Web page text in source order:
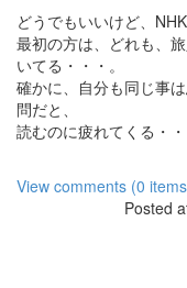
どうでもいいけど、
最初の方は、どれも、
いてる・・・。
確かに、自分も同じ事
問だと、
読むのに疲れてくる・・
View comments (0
Posted